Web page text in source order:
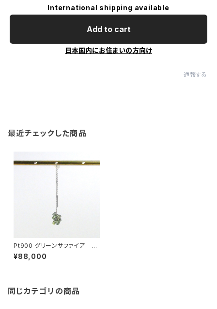
International shipping available
Add to cart
日本国内にお住まいの方向け
通報する
最近チェックした商品
Pt900 グリーンサファイア ピ
アス（片方）
¥88,000
同じカテゴリの商品